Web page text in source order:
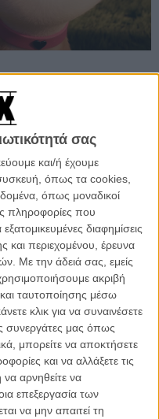
σας
και/ή έχουμε
όπως τα cookies,
όπως μοναδικοί
πληροφορίες που
διαφημίσεις
και περιεχομένου, έρευνα
Με την άδειά σας, εμείς
ακριβή
ταυτοποίησης μέσω
κλικ για να συναινέσετε
συνεργάτες μας όπως
μπορείτε να αποκτήσετε
και να αλλάξετε τις
να αρνηθείτε να
επεξεργασία των
να μην απαιτεί τη
σας στο
εννιάχρονου κοριτσιού
συνοικία του Αμστερνταμ.
κανενός — αυτό τραγουδά
Κυρίες», τις αλανιάρες
νύχτα, μαζεύεται σπίτι,
και χουρχουρίζει στην
διακοπές σε μια φάρμα στη Ν.
η ιδιοκτήτρια της φάρμας
μπουλντόγκ) μόλις
να παίζει πιάνο, καταστρώνει
να τη χρησιμοποιήσει σε
για ζώα (Animal’s Got